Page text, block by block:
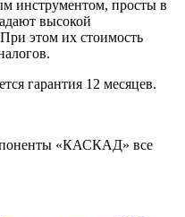
инструментом, просты в
высокой
этом их стоимость
гарантия 12 месяцев.
«КАСКАД» все